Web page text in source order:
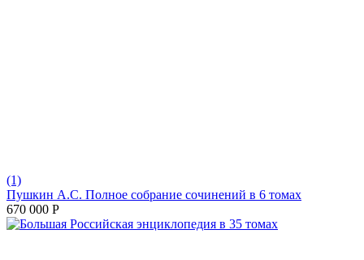
(1)
Пушкин А.С. Полное собрание сочинений в 6 томах
670 000 Р